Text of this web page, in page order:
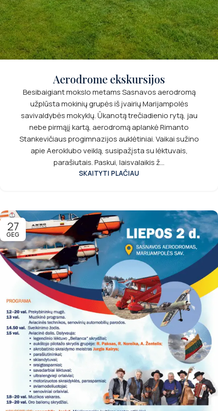
Aerodrome ekskursijos
Besibaigiant mokslo metams Sasnavos aerodromą
užplūsta mokinių grupės iš įvairių Marijampolės
savivaldybės mokyklų. Ūkanotą trečiadienio rytą, jau
nebe pirmąjį kartą, aerodromą aplankė Rimanto
Stankevičiaus progimnazijos auklėtiniai. Vaikai sužino
apie Aeroklubo veiklą, susipažįsta su lėktuvais,
parašiutais. Paskui, laisvalaikis ž...
SKAITYTI PLAČIAU
27
GEG